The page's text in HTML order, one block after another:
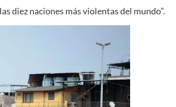
diez naciones más violentas del mundo”.